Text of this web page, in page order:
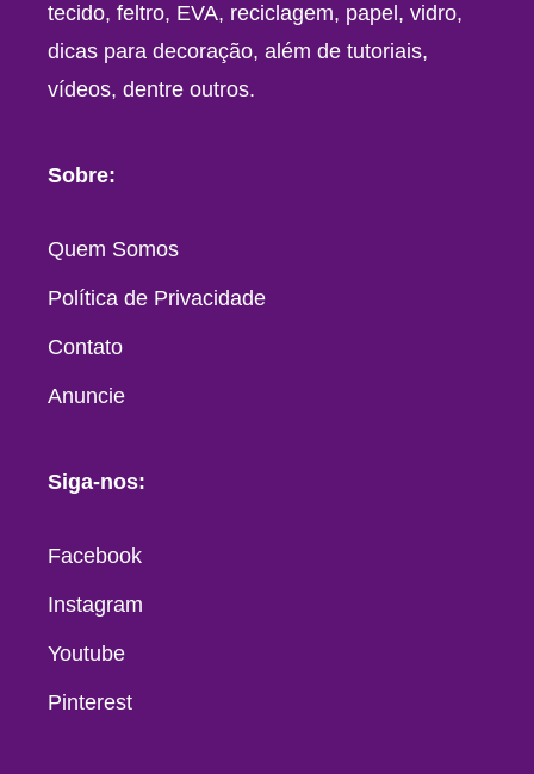
tecido, feltro, EVA, reciclagem, papel, vidro,
dicas para decoração, além de tutoriais,
vídeos, dentre outros.
Sobre:
Quem Somos
Política de Privacidade
Contato
Anuncie
Siga-nos:
Facebook
Instagram
Youtube
Pinterest